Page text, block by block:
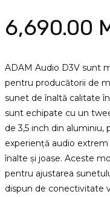
6,690.00
ADAM Audio D3V sunt
pentru producătorii de
sunet de înaltă calitate
sunt echipate cu un
de 3,5 inch din aluminiu,
experiență audio
înalte și joase. Aceste
pentru ajustarea
dispun de conectivitate